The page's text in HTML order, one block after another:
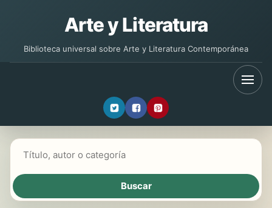
Arte y Literatura
Biblioteca universal sobre Arte y Literatura Contemporánea